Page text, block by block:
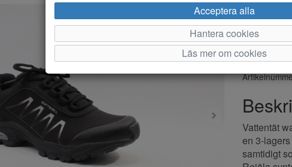
Varumärke:
Vattentät
en 3-
samtidigt
Acceptera alla
Hantera cookies
Läs mer om cookies